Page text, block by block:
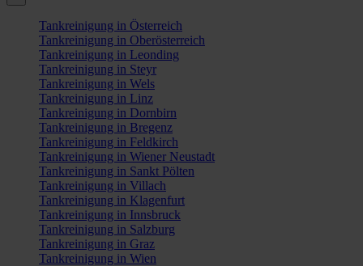
Tankreinigung in Österreich
Tankreinigung in Oberösterreich
Tankreinigung in Leonding
Tankreinigung in Steyr
Tankreinigung in Wels
Tankreinigung in Linz
Tankreinigung in Dornbirn
Tankreinigung in Bregenz
Tankreinigung in Feldkirch
Tankreinigung in Wiener Neustadt
Tankreinigung in Sankt Pölten
Tankreinigung in Villach
Tankreinigung in Klagenfurt
Tankreinigung in Innsbruck
Tankreinigung in Salzburg
Tankreinigung in Graz
Tankreinigung in Wien